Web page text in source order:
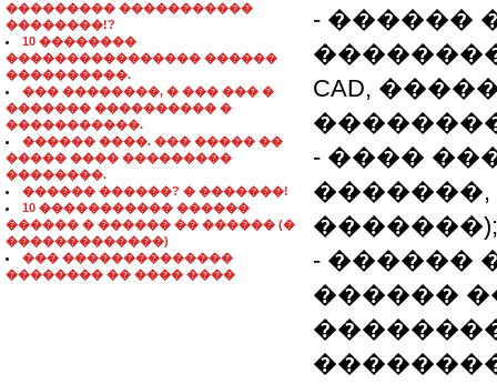
��������� �����������
��������!?
10 ��������
���������������� ������
����������.
��� ��������, � ��� ��� �
������� ���������� �
�����������.
������ ����. ��� ����� ��
����� ���� ���������
��������.
������ ������? � �������!
10 ����������� ������
������ � ������ �� ������ (�
�������������)
��� ��������������
�������� �� ���� ����
- ������
CAD,
- ����
�������);
- ������
������